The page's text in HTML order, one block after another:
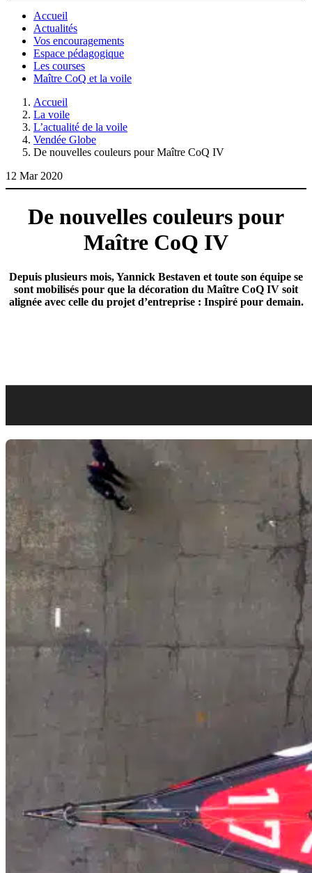
Accueil
Actualités
Vos encouragements
Espace pédagogique
Les courses
Maître CoQ et la voile
Accueil
La voile
L’actualité de la voile
Vendée Globe
De nouvelles couleurs pour Maître CoQ IV
12 Mar 2020
De nouvelles couleurs pour
Maître CoQ IV
Depuis plusieurs mois, Yannick Bestaven et toute son équipe se
sont mobilisés pour que la décoration du Maître CoQ IV soit
alignée avec celle du projet d’entreprise : Inspiré pour demain.